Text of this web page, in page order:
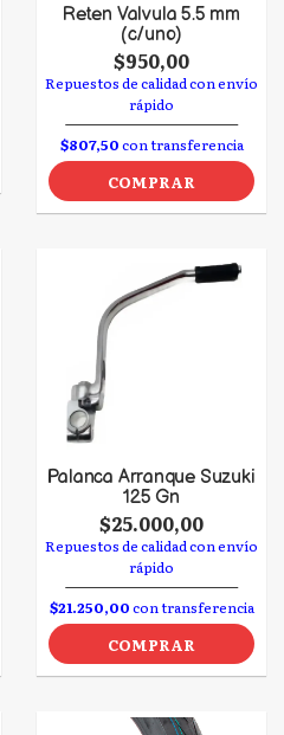
Reten Valvula 5.5 mm
(c/uno)
$950,00
Repuestos de calidad con envío
rápido
$807,50con transferencia
COMPRAR
Palanca Arranque Suzuki
125 Gn
$25.000,00
Repuestos de calidad con envío
rápido
$21.250,00con transferencia
COMPRAR